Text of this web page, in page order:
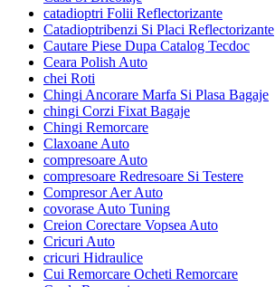
catadioptri Folii Reflectorizante
Catadioptribenzi Si Placi Reflectorizante
Cautare Piese Dupa Catalog Tecdoc
Ceara Polish Auto
chei Roti
Chingi Ancorare Marfa Si Plasa Bagaje
chingi Corzi Fixat Bagaje
Chingi Remorcare
Claxoane Auto
compresoare Auto
compresoare Redresoare Si Testere
Compresor Aer Auto
covorase Auto Tuning
Creion Corectare Vopsea Auto
Cricuri Auto
cricuri Hidraulice
Cui Remorcare Ocheti Remorcare